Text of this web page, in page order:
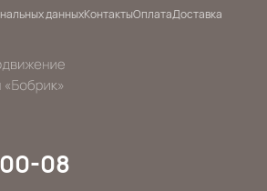
данныхКонтактыОплатаДоставка
08